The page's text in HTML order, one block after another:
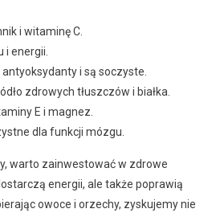
i witaminę C.
i energii.
i są soczyste.
zdrowych tłuszczów i białka.
E i magnez.
dla funkcji mózgu.
warto zainwestować w zdrowe
energii, ale także poprawią
owoce i orzechy, zyskujemy nie